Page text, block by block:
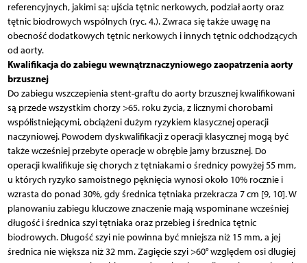
referencyjnych, jakimi są: ujścia tętnic nerkowych, podział aorty oraz
tętnic biodrowych wspólnych (ryc. 4.). Zwraca się także uwagę na
obecność dodatkowych tętnic nerkowych i innych tętnic odchodzących
od aorty.
Kwalifikacja do zabiegu wewnątrznaczyniowego zaopatrzenia aorty
brzusznej
Do zabiegu wszczepienia stent-graftu do aorty brzusznej kwalifikowani
są przede wszystkim chorzy >65. roku życia, z licznymi chorobami
współistniejącymi, obciążeni dużym ryzykiem klasycznej operacji
naczyniowej. Powodem dyskwalifikacji z operacji klasycznej mogą być
także wcześniej przebyte operacje w obrębie jamy brzusznej. Do
operacji kwalifikuje się chorych z tętniakami o średnicy powyżej 55 mm,
u których ryzyko samoistnego pęknięcia wynosi około 10% rocznie i
wzrasta do ponad 30%, gdy średnica tętniaka przekracza 7 cm [9, 10]. W
planowaniu zabiegu kluczowe znaczenie mają wspominane wcześniej
długość i średnica szyi tętniaka oraz przebieg i średnica tętnic
biodrowych. Długość szyi nie powinna być mniejsza niż 15 mm, a jej
średnica nie większa niż 32 mm. Zagięcie szyi >60° względem osi długiej